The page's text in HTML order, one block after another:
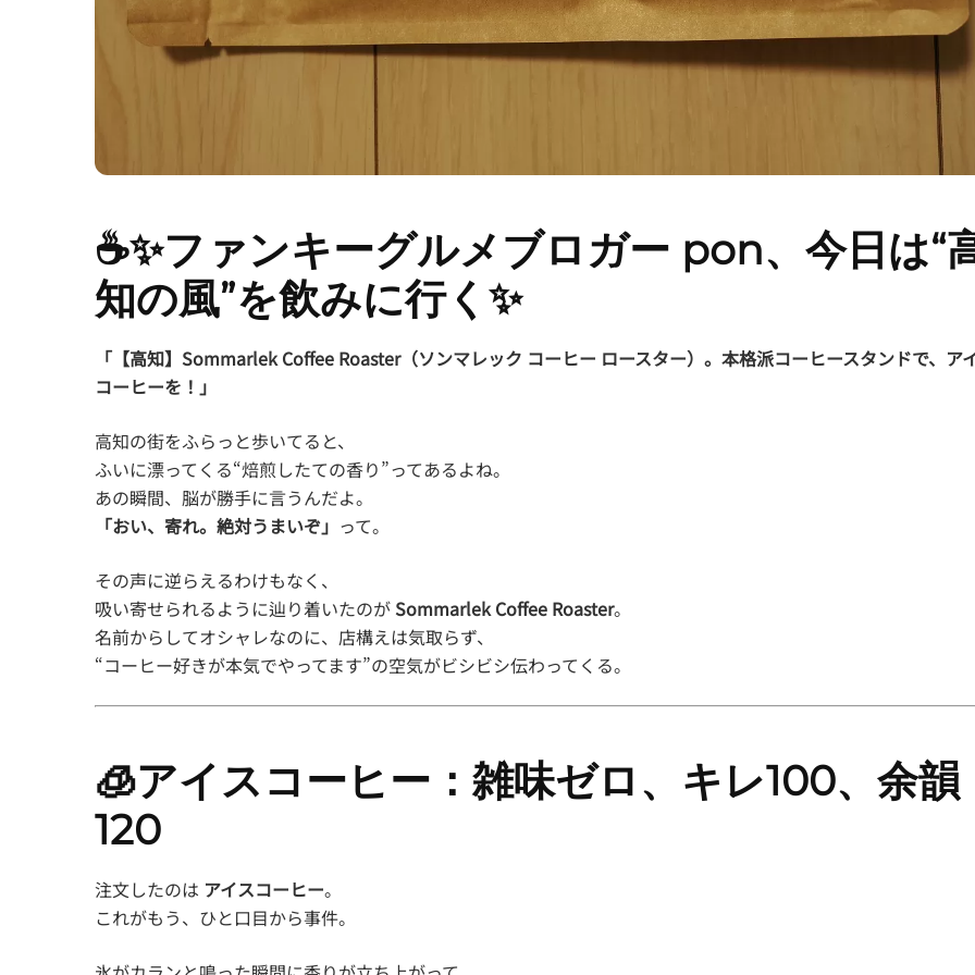
☕️✨ファンキーグルメブロガー pon、今日は“
知の風”を飲みに行く✨
「【高知】Sommarlek Coffee Roaster（ソンマレック コーヒー ロースター）。本格派コーヒースタンドで、ア
コーヒーを！」
高知の街をふらっと歩いてると、
ふいに漂ってくる“焙煎したての香り”ってあるよね。
あの瞬間、脳が勝手に言うんだよ。
「おい、寄れ。絶対うまいぞ」 って。
その声に逆らえるわけもなく、
吸い寄せられるように辿り着いたのが Sommarlek Coffee Roaster。
名前からしてオシャレなのに、店構えは気取らず、
“コーヒー好きが本気でやってます”の空気がビシビシ伝わってくる。
🧊アイスコーヒー：雑味ゼロ、キレ100、余韻
120
注文したのは アイスコーヒー。
これがもう、ひと口目から事件。